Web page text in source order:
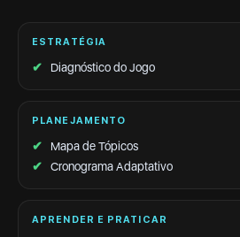
ESTRATÉGIA
✔ Diagnóstico do Jogo
PLANEJAMENTO
✔
Mapa de Tópicos
✔
Cronograma Adaptativo
APRENDER E PRATICAR